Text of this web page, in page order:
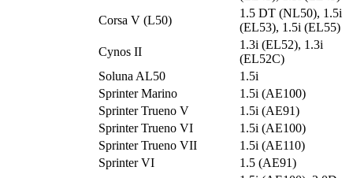
Corsa V (L50)
1.5 DT (NL50), 1.5i
(EL53), 1.5i (EL55)
Cynos II
1.3i (EL52), 1.3i
(EL52C)
Soluna AL50
1.5i
Sprinter Marino
1.5i (AE100)
Sprinter Trueno V
1.5i (AE91)
Sprinter Trueno VI
1.5i (AE100)
Sprinter Trueno VII
1.5i (AE110)
Sprinter VI
1.5 (AE91)